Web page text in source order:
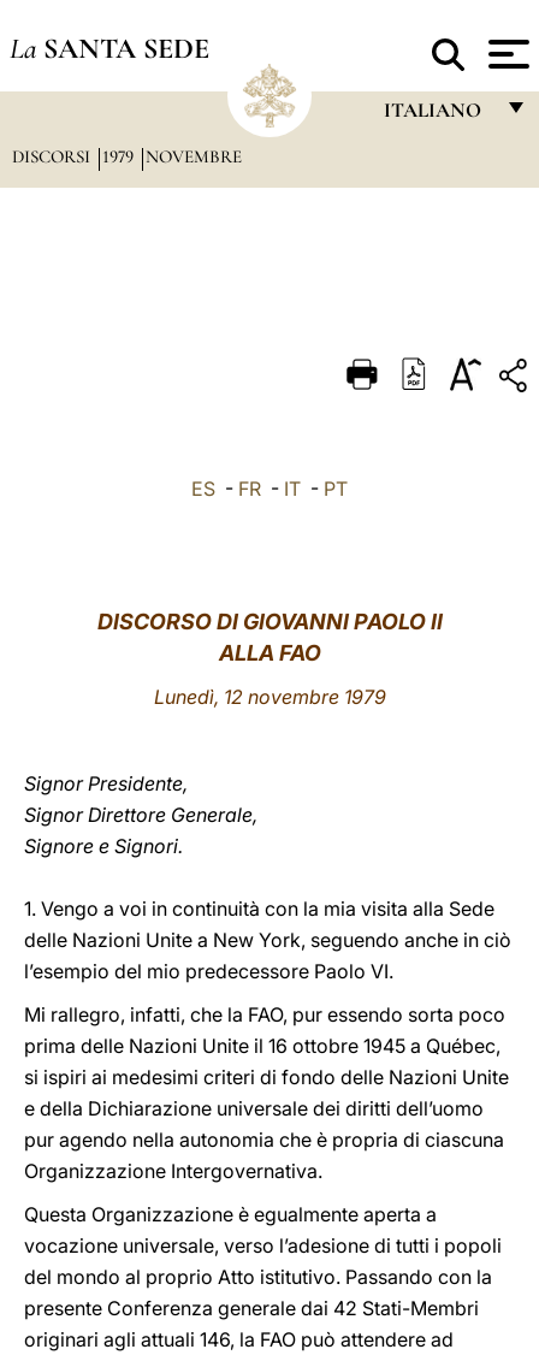
La SANTA SEDE
ITALIANO
DEUTSCH
DISCORSI 1979 NOVEMBRE
ES - FR - IT - PT
DISCORSO DI GIOVANNI PAOLO II
ALLA FAO
Lunedì, 12 novembre 1979
Signor Presidente,
Signor Direttore Generale,
Signore e Signori.
1. Vengo a voi in continuità con la mia visita alla Sede
delle Nazioni Unite a New York, seguendo anche in ciò
l’esempio del mio predecessore Paolo VI.
Mi rallegro, infatti, che la FAO, pur essendo sorta poco
prima delle Nazioni Unite il 16 ottobre 1945 a Québec,
si ispiri ai medesimi criteri di fondo delle Nazioni Unite
e della Dichiarazione universale dei diritti dell’uomo
pur agendo nella autonomia che è propria di ciascuna
Organizzazione Intergovernativa.
Questa Organizzazione è egualmente aperta a
vocazione universale, verso l’adesione di tutti i popoli
del mondo al proprio Atto istitutivo. Passando con la
presente Conferenza generale dai 42 Stati-Membri
originari agli attuali 146, la FAO può attendere ad